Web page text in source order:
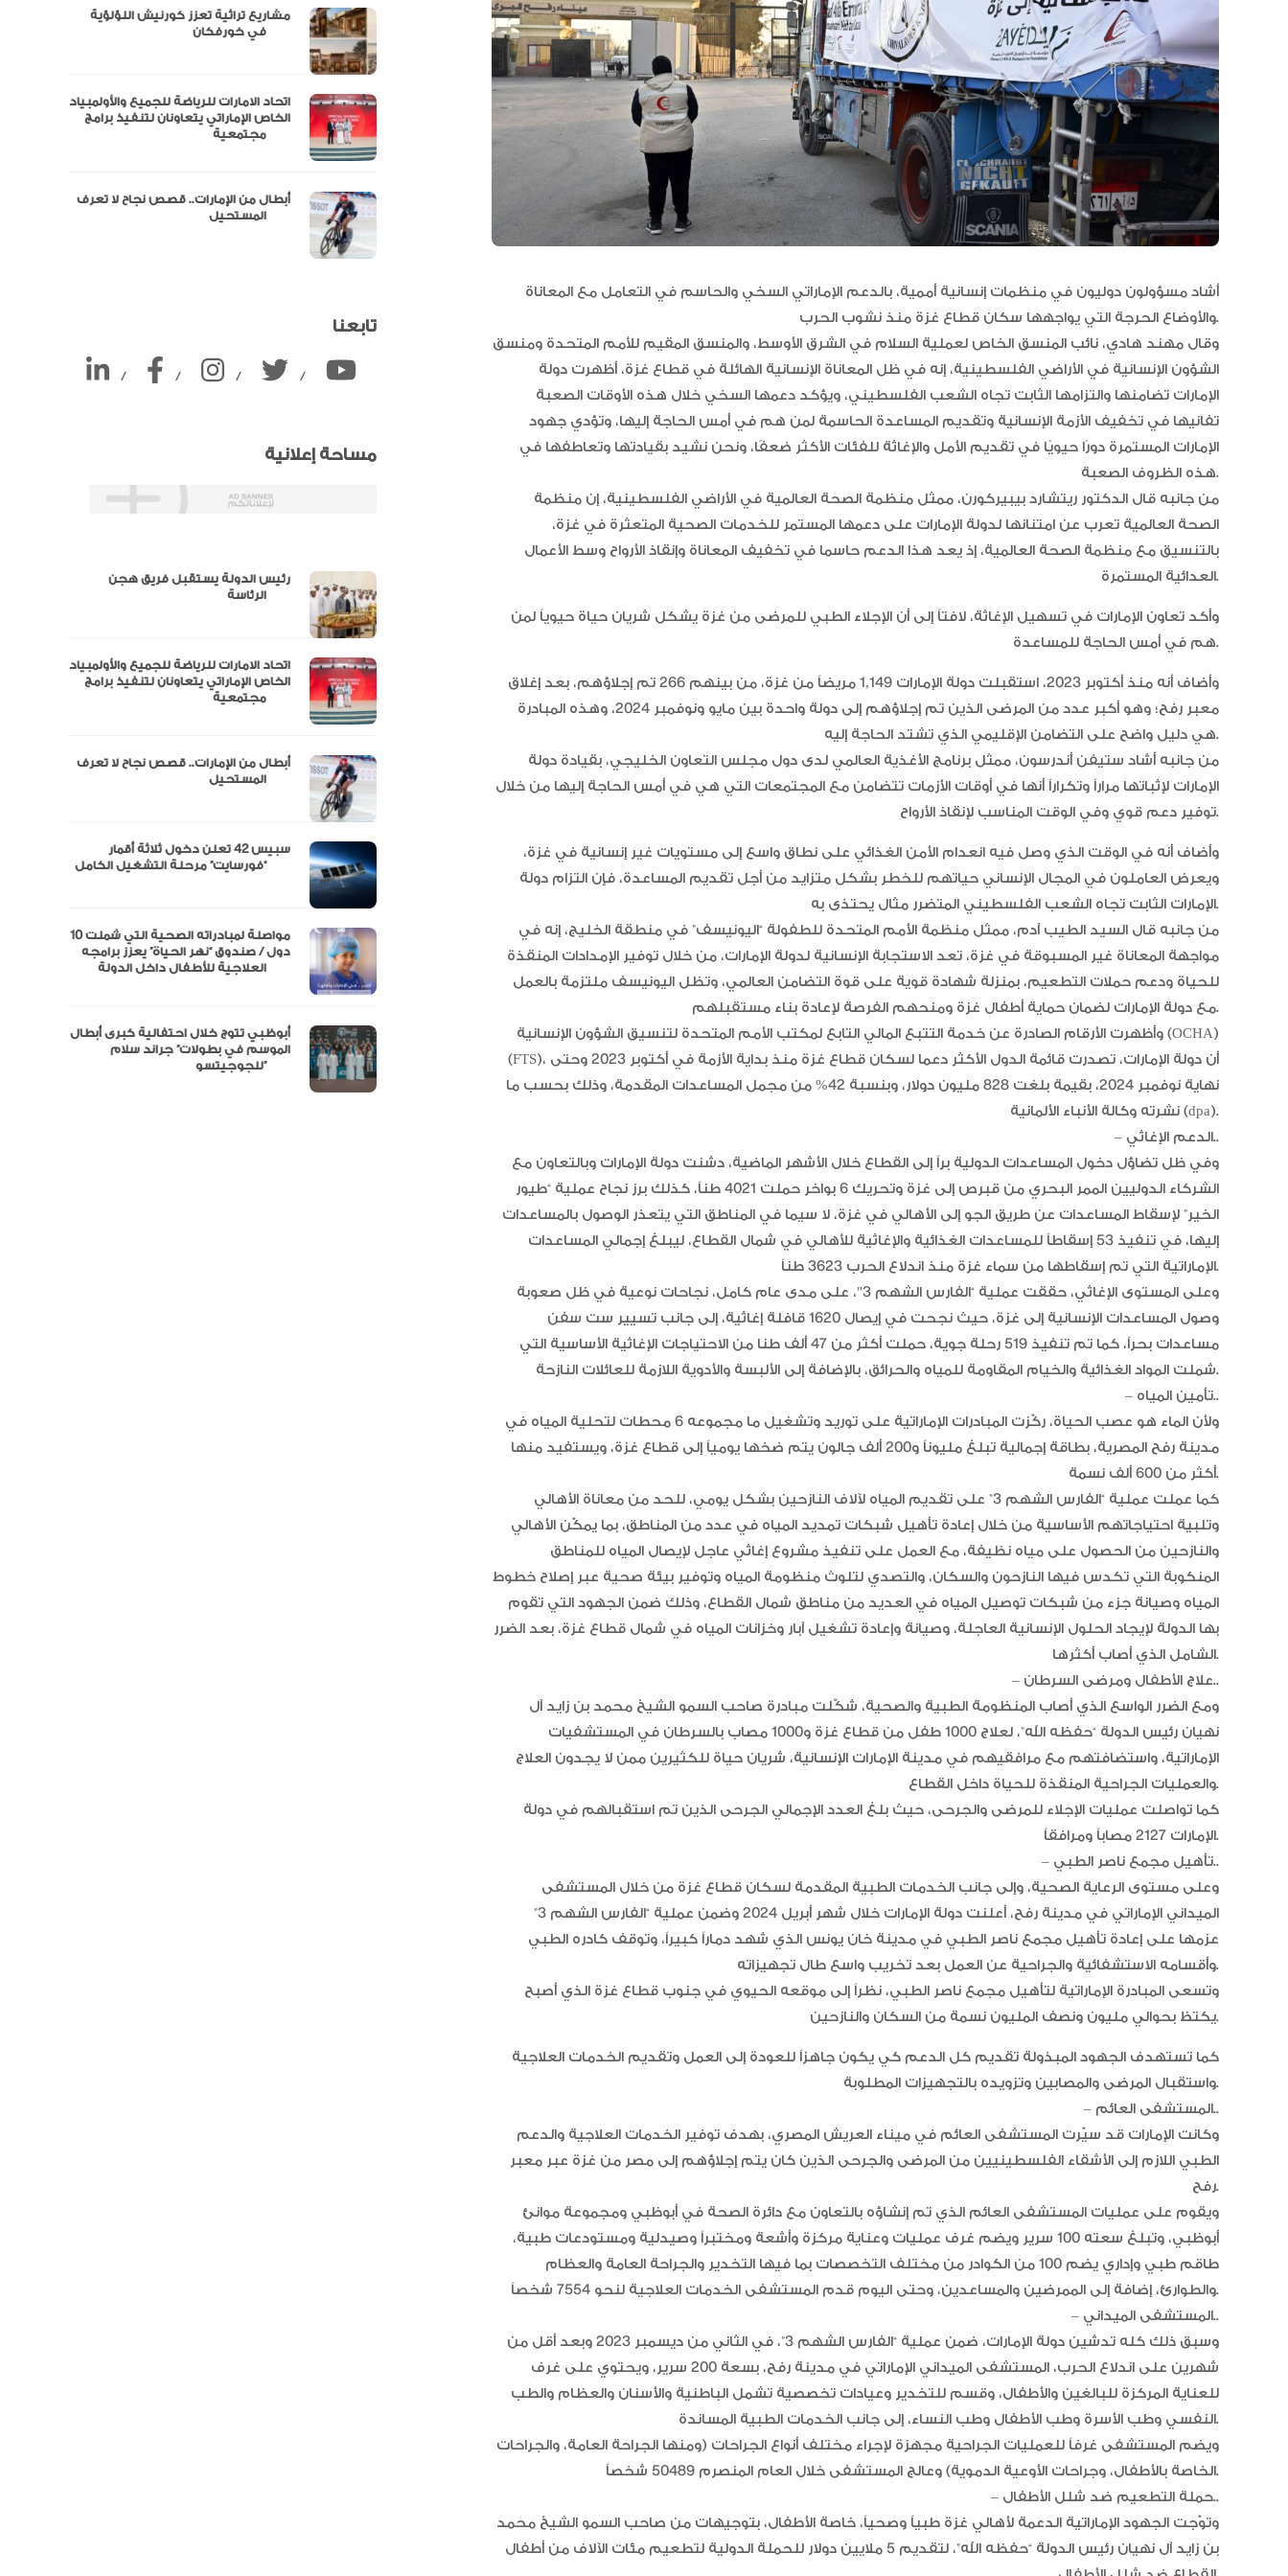
أشاد مسؤولون دوليون في منظمات إنسانية أممية، بالدعم الإماراتي السخي والحاسم في التعامل مع المعاناة
والأوضاع الحرجة التي يواجهها سكان قطاع غزة منذ نشوب الحرب.
وقال مهند هادي، نائب المنسق الخاص لعملية السلام في الشرق الأوسط، والمنسق المقيم للأمم المتحدة ومنسق
الشؤون الإنسانية في الأراضي الفلسطينية، إنه في ظل المعاناة الإنسانية الهائلة في قطاع غزة، أظهرت دولة
الإمارات تضامنها والتزامها الثابت تجاه الشعب الفلسطيني، ويؤكد دعمها السخي خلال هذه الأوقات الصعبة
تفانيها في تخفيف الأزمة الإنسانية وتقديم المساعدة الحاسمة لمن هم في أمس الحاجة إليها، وتؤدي جهود
الإمارات المستمرة دورًا حيويًا في تقديم الأمل والإغاثة للفئات الأكثر ضعفًا، ونحن نشيد بقيادتها وتعاطفها في
هذه الظروف الصعبة.
من جانبه قال الدكتور ريتشارد بيبيركورن، ممثل منظمة الصحة العالمية في الأراضي الفلسطينية، إن منظمة
الصحة العالمية تعرب عن امتنانها لدولة الإمارات على دعمها المستمر للخدمات الصحية المتعثرة في غزة،
بالتنسيق مع منظمة الصحة العالمية، إذ يعد هذا الدعم حاسما في تخفيف المعاناة وإنقاذ الأرواح وسط الأعمال
العدائية المستمرة.
وأكد تعاون الإمارات في تسهيل الإغاثة، لافتاً إلى أن الإجلاء الطبي للمرضى من غزة يشكل شريان حياة حيوياً لمن
هم في أمس الحاجة للمساعدة.
وأضاف أنه منذ أكتوبر 2023، استقبلت دولة الإمارات 1,149 مريضاً من غزة، من بينهم 266 تم إجلاؤهم، بعد إغلاق
معبر رفح؛ وهو أكبر عدد من المرضى الذين تم إجلاؤهم إلى دولة واحدة بين مايو ونوفمبر 2024، وهذه المبادرة
هي دليل واضح على التضامن الإقليمي الذي تشتد الحاجة إليه.
من جانبه أشاد ستيفن أندرسون، ممثل برنامج الأغذية العالمي لدى دول مجلس التعاون الخليجي، بقيادة دولة
الإمارات لإثباتها مراراً وتكراراً أنها في أوقات الأزمات تتضامن مع المجتمعات التي هي في أمس الحاجة إليها من خلال
توفير دعم قوي وفي الوقت المناسب لإنقاذ الأرواح.
وأضاف أنه في الوقت الذي وصل فيه انعدام الأمن الغذائي على نطاق واسع إلى مستويات غير إنسانية في غزة،
ويعرض العاملون في المجال الإنساني حياتهم للخطر بشكل متزايد من أجل تقديم المساعدة، فإن التزام دولة
الإمارات الثابت تجاه الشعب الفلسطيني المتضرر مثال يحتذى به.
من جانبه قال السيد الطيب آدم، ممثل منظمة الأمم المتحدة للطفولة “اليونيسف” في منطقة الخليج، إنه في
مواجهة المعاناة غير المسبوقة في غزة، تعد الاستجابة الإنسانية لدولة الإمارات، من خلال توفير الإمدادات المنقذة
للحياة ودعم حملات التطعيم، بمنزلة شهادة قوية على قوة التضامن العالمي، وتظل اليونيسف ملتزمة بالعمل
مع دولة الإمارات لضمان حماية أطفال غزة ومنحهم الفرصة لإعادة بناء مستقبلهم.
وأظهرت الأرقام الصادرة عن خدمة التتبع المالي التابع لمكتب الأمم المتحدة لتنسيق الشؤون الإنسانية (OCHA)
(FTS)، أن دولة الإمارات، تصدرت قائمة الدول الأكثر دعما لسكان قطاع غزة منذ بداية الأزمة في أكتوبر 2023 وحتى
نهاية نوفمبر 2024، بقيمة بلغت 828 مليون دولار، وبنسبة 42% من مجمل المساعدات المقدمة، وذلك بحسب ما
نشرته وكالة الأنباء الألمانية (dpa).
– الدعم الإغاثي..
وفي ظل تضاؤل دخول المساعدات الدولية براً إلى القطاع خلال الأشهر الماضية، دشنت دولة الإمارات وبالتعاون مع
الشركاء الدوليين الممر البحري من قبرص إلى غزة وتحريك 6 بواخر حملت 4021 طناً، كذلك برز نجاح عملية “طيور
الخير” لإسقاط المساعدات عن طريق الجو إلى الأهالي في غزة، لا سيما في المناطق التي يتعذر الوصول بالمساعدات
إليها، في تنفيذ 53 إسقاطاً للمساعدات الغذائية والإغاثية للأهالي في شمال القطاع، ليبلغ إجمالي المساعدات
الإماراتية التي تم إسقاطها من سماء غزة منذ اندلاع الحرب 3623 طناً.
وعلى المستوى الإغاثي، حققت عملية “الفارس الشهم 3″، على مدى عام كامل، نجاحات نوعية في ظل صعوبة
وصول المساعدات الإنسانية إلى غزة، حيث نجحت في إيصال 1620 قافلة إغاثية، إلى جانب تسيير ست سفن
مساعدات بحراً، كما تم تنفيذ 519 رحلة جوية، حملت أكثر من 47 ألف طنا من الاحتياجات الإغاثية الأساسية التي
شملت المواد الغذائية والخيام المقاومة للمياه والحرائق، بالإضافة إلى الألبسة والأدوية اللازمة للعائلات النازحة.
– تأمين المياه..
ولأن الماء هو عصب الحياة، ركّزت المبادرات الإماراتية على توريد وتشغيل ما مجموعه 6 محطات لتحلية المياه في
مدينة رفح المصرية، بطاقة إجمالية تبلغ مليوناً و200 ألف جالون يتم ضخها يومياً إلى قطاع غزة، ويستفيد منها
أكثر من 600 ألف نسمة.
كما عملت عملية “الفارس الشهم 3” على تقديم المياه لآلاف النازحين بشكل يومي، للحد من معاناة الأهالي
وتلبية احتياجاتهم الأساسية من خلال إعادة تأهيل شبكات تمديد المياه في عدد من المناطق، بما يمكّن الأهالي
والنازحين من الحصول على مياه نظيفة، مع العمل على تنفيذ مشروع إغاثي عاجل لإيصال المياه للمناطق
المنكوبة التي تكدس فيها النازحون والسكان، والتصدي لتلوث منظومة المياه وتوفير بيئة صحية عبر إصلاح خطوط
المياه وصيانة جزء من شبكات توصيل المياه في العديد من مناطق شمال القطاع، وذلك ضمن الجهود التي تقوم
بها الدولة لإيجاد الحلول الإنسانية العاجلة، وصيانة وإعادة تشغيل آبار وخزانات المياه في شمال قطاع غزة، بعد الضرر
الشامل الذي أصاب أكثرها.
– علاج الأطفال ومرضى السرطان..
ومع الضرر الواسع الذي أصاب المنظومة الطبية والصحية، شكّلت مبادرة صاحب السمو الشيخ محمد بن زايد آل
نهيان رئيس الدولة “حفظه الله”، لعلاج 1000 طفل من قطاع غزة و1000 مصاب بالسرطان في المستشفيات
الإماراتية، واستضافتهم مع مرافقيهم في مدينة الإمارات الإنسانية، شريان حياة للكثيرين ممن لا يجدون العلاج
والعمليات الجراحية المنقذة للحياة داخل القطاع.
كما تواصلت عمليات الإجلاء للمرضى والجرحى، حيث بلغ العدد الإجمالي الجرحى الذين تم استقبالهم في دولة
الإمارات 2127 مصاباً ومرافقاً.
– تأهيل مجمع ناصر الطبي..
وعلى مستوى الرعاية الصحية، وإلى جانب الخدمات الطبية المقدمة لسكان قطاع غزة من خلال المستشفى
الميداني الإماراتي في مدينة رفح، أعلنت دولة الإمارات خلال شهر أبريل 2024 وضمن عملية “الفارس الشهم 3”
عزمها على إعادة تأهيل مجمع ناصر الطبي في مدينة خان يونس الذي شهد دماراً كبيراً، وتوقف كادره الطبي
وأقسامه الاستشفائية والجراحية عن العمل بعد تخريب واسع طال تجهيزاته.
وتسعى المبادرة الإماراتية لتأهيل مجمع ناصر الطبي، نظراً إلى موقعه الحيوي في جنوب قطاع غزة الذي أصبح
يكتظ بحوالي مليون ونصف المليون نسمة من السكان والنازحين.
كما تستهدف الجهود المبذولة تقديم كل الدعم كي يكون جاهزاً للعودة إلى العمل وتقديم الخدمات العلاجية
واستقبال المرضى والمصابين وتزويده بالتجهيزات المطلوبة.
– المستشفى العائم..
وكانت الإمارات قد سيّرت المستشفى العائم في ميناء العريش المصري، بهدف توفير الخدمات العلاجية والدعم
الطبي اللازم إلى الأشقاء الفلسطينيين من المرضى والجرحى الذين كان يتم إجلاؤهم إلى مصر من غزة عبر معبر
رفح.
ويقوم على عمليات المستشفى العائم الذي تم إنشاؤه بالتعاون مع دائرة الصحة في أبوظبي ومجموعة موانئ
أبوظبي، وتبلغ سعته 100 سرير ويضم غرف عمليات وعناية مركزة وأشعة ومختبراً وصيدلية ومستودعات طبية،
طاقم طبي وإداري يضم 100 من الكوادر من مختلف التخصصات بما فيها التخدير والجراحة العامة والعظام
والطوارئ، إضافة إلى الممرضين والمساعدين، وحتى اليوم قدم المستشفى الخدمات العلاجية لنحو 7554 شخصاً.
– المستشفى الميداني..
وسبق ذلك كله تدشين دولة الإمارات، ضمن عملية “الفارس الشهم 3”، في الثاني من ديسمبر 2023 وبعد أقل من
شهرين على اندلاع الحرب، المستشفى الميداني الإماراتي في مدينة رفح، بسعة 200 سرير، ويحتوي على غرف
للعناية المركزة للبالغين والأطفال، وقسم للتخدير وعيادات تخصصية تشمل الباطنية والأسنان والعظام والطب
النفسي وطب الأسرة وطب الأطفال وطب النساء، إلى جانب الخدمات الطبية المساندة.
ويضم المستشفى غرفاً للعمليات الجراحية مجهزة لإجراء مختلف أنواع الجراحات (ومنها الجراحة العامة، والجراحات
الخاصة بالأطفال، وجراحات الأوعية الدموية) وعالج المستشفى خلال العام المنصرم 50489 شخصاً.
– حملة التطعيم ضد شلل الأطفال..
وتوّجت الجهود الإماراتية الدعمة لأهالي غزة طبياً وصحياً، خاصة الأطفال، بتوجيهات من صاحب السمو الشيخ محمد
بن زايد آل نهيان رئيس الدولة “حفظه الله”، لتقديم 5 ملايين دولار للحملة الدولية لتطعيم مئات الآلاف من أطفال
مشاريع تراثية تعزز كورنيش اللؤلؤية
اتحاد الامارات للرياضة للجميع والأولمبياد
الخاص الإماراتي يتعاونان لتنفيذ برامج
أبطال من الإمارات.. قصص نجاح لا تعرف
مجلس الأعمال الإماراتي الهندي:
العلاقات الاقتصادية والاستثمارية بين
البلدين تشهد نموا متسارعا
تابعنا
/ / / /
مساحة إعلانية
رئيس الدولة يستقبل فريق هجن
اتحاد الامارات للرياضة للجميع والأولمبياد
الخاص الإماراتي يتعاونان لتنفيذ برامج
أبطال من الإمارات.. قصص نجاح لا تعرف
سبيس 42 تعلن دخول ثلاثة أقمار
“فورسايت” مرحلة التشغيل الكامل
مواصلة لمبادراته الصحية التي شملت 10
دول / صندوق “نهر الحياة” يعزز برامجه
أبوظبي تتوج خلال احتفالية كبرى أبطال
الموسم في بطولات” جراند سلام
للجوجيتسو”
الإمارات ترسخ ريادتها العالمية في اعتماد
البرتغال ويحل وصيفا في المجر
الإمارات تعزز ريادتها العالمية في جمال
الخيل العربية بزيادة بطولاتها المصنفة